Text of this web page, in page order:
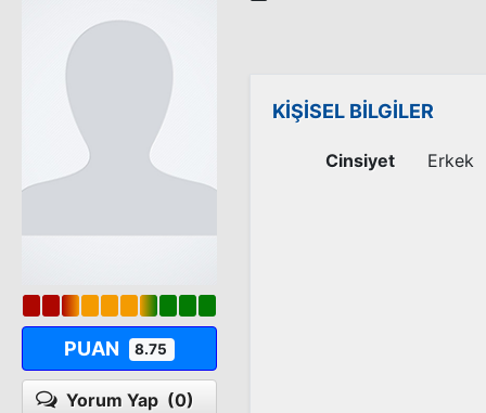
PUAN 8.75
Yorum Yap (0)
KİŞİSEL BİLGİLER
Cinsiyet Erkek